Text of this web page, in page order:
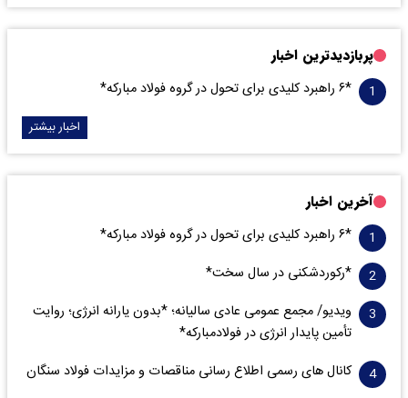
پربازدیدترین اخبار
*۶ راهبرد کلیدی برای تحول در گروه فولاد مبارکه*
اخبار بیشتر
آخرین اخبار
*۶ راهبرد کلیدی برای تحول در گروه فولاد مبارکه*
*رکوردشکنی در سال سخت*
ویدیو/ مجمع عمومی عادی سالیانه؛ *بدون یارانه انرژی؛ روایت
تأمین پایدار انرژی در فولادمبارکه*
کانال های رسمی اطلاع رسانی مناقصات و مزایدات فولاد سنگان